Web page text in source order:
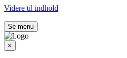
Videre til indhold
Se menu
×